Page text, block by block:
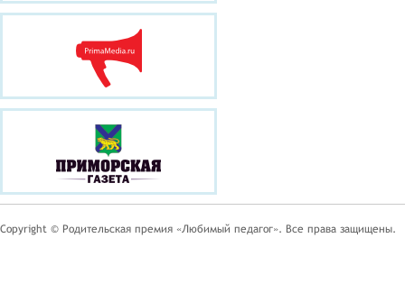
Copyright © Родительская премия «Любимый педагог». Все права защищены.